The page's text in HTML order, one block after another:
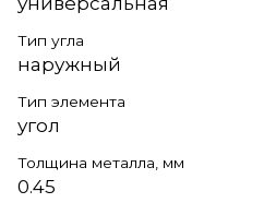
Тип угла
наружный
Тип элемента
угол
Толщина металла, мм
0.45